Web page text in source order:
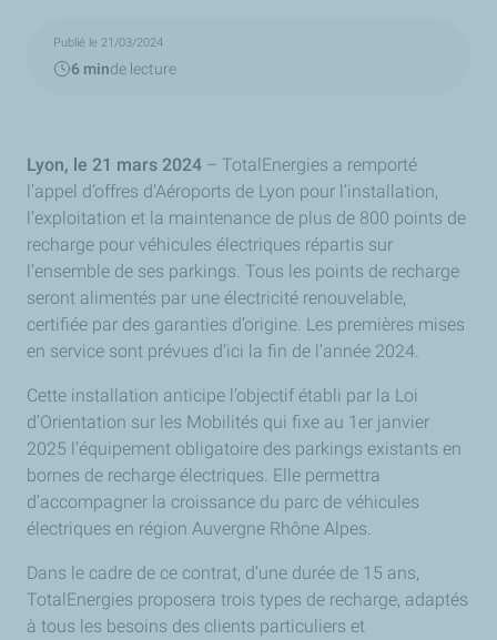
Publié le 21/03/2024
6 minde lecture
Lyon, le 21 mars 2024 – TotalEnergies a remporté
l’appel d’offres d’Aéroports de Lyon pour l’installation,
l’exploitation et la maintenance de plus de 800 points de
recharge pour véhicules électriques répartis sur
l’ensemble de ses parkings. Tous les points de recharge
seront alimentés par une électricité renouvelable,
certifiée par des garanties d’origine. Les premières mises
en service sont prévues d’ici la fin de l’année 2024.
Cette installation anticipe l’objectif établi par la Loi
d’Orientation sur les Mobilités qui fixe au 1er janvier
2025 l’équipement obligatoire des parkings existants en
bornes de recharge électriques. Elle permettra
d’accompagner la croissance du parc de véhicules
électriques en région Auvergne Rhône Alpes.
Dans le cadre de ce contrat, d’une durée de 15 ans,
TotalEnergies proposera trois types de recharge, adaptés
à tous les besoins des clients particuliers et